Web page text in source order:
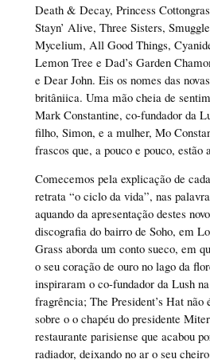
Death & Decay, Princess
Stayn’ Alive, Three Sisters,
Mycelium, All Good Things,
Lemon Tree e Dad’s Garden
e Dear John. Eis os nomes das
britâniica. Uma mão cheia de
Mark Constantine, co-fundador da
filho, Simon, e a mulher, Mo
frascos que, a pouco e pouco, estão
Comecemos pela explicação de
retrata “o ciclo da vida”, nas
aquando da apresentação destes
discografia do bairro de Soho, em
Grass aborda um conto sueco, em
o seu coração de ouro no lago da
inspiraram o co-fundador da Lush
fragrência; The President’s Hat não
sobre o o chapéu do presidente
restaurante parisiense que acabou
radiador, deixando no ar o seu